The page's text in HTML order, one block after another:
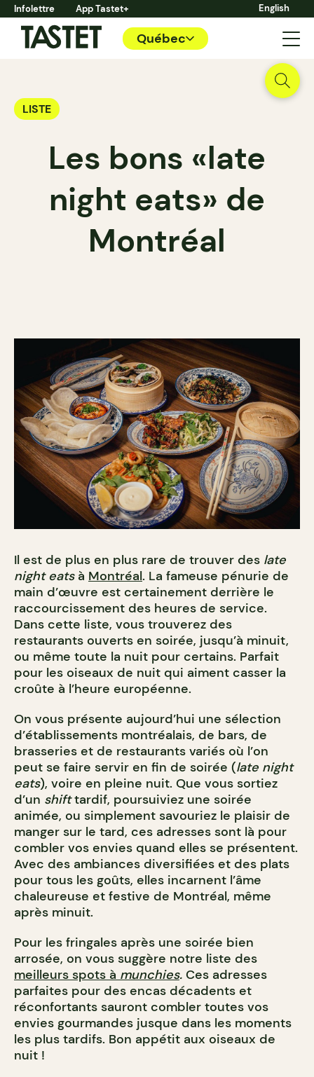
Infolettre App Tastet+ English
Québec
LISTE
Les bons «late
night eats» de
Montréal
Il est de plus en plus rare de trouver des late
night eatsà Montréal. La fameuse pénurie de
main d’œuvre est certainement derrière le
raccourcissement des heures de service.
Dans cette liste, vous trouverez des
restaurants ouverts en soirée, jusqu’à minuit,
ou même toute la nuit pour certains. Parfait
pour les oiseaux de nuit qui aiment casser la
croûte à l’heure européenne.
On vous présente aujourd’hui une sélection
d’établissements montréalais, de bars, de
brasseries et de restaurants variés où l’on
peut se faire servir en fin de soirée (late night
eats), voire en pleine nuit. Que vous sortiez
d’un shifttardif, poursuiviez une soirée
animée, ou simplement savouriez le plaisir de
manger sur le tard, ces adresses sont là pour
combler vos envies quand elles se présentent.
Avec des ambiances diversifiées et des plats
pour tous les goûts, elles incarnent l’âme
chaleureuse et festive de Montréal, même
après minuit.
Pour les fringales après une soirée bien
arrosée, on vous suggère notre liste des
meilleurs spots à munchies. Ces adresses
parfaites pour des encas décadents et
réconfortants sauront combler toutes vos
envies gourmandes jusque dans les moments
les plus tardifs. Bon appétit aux oiseaux de
nuit !